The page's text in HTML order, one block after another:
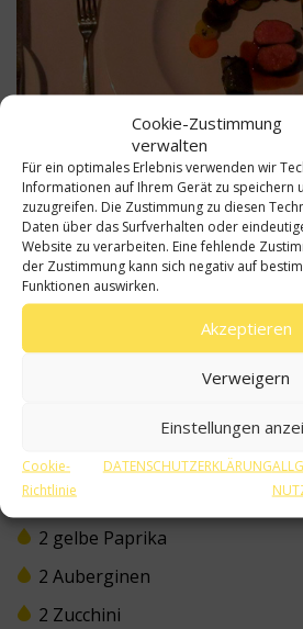
Cookie-Zustimmung
verwalten
Für ein optimales Erlebnis verwenden wir
Informationen auf Ihrem Gerät zu speichern
zuzugreifen. Die Zustimmung zu diesen
Daten über das Surfverhalten oder
Website zu verarbeiten. Eine fehlende
der Zustimmung kann sich negativ auf
Funktionen auswirken.
Akzeptieren
Verweigern
Einstellungen
Cookie-
Richtlinie
DATENSCHUTZERKLÄRUNG
30 min Mittelschwer
Zutaten
500g schierer Lammrücken
Olivenöl aus Spanien zum Braten
100ml Lammjus
30ml
natives Olivenöl extra
2 rote Paprika
2 gelbe Paprika
2 Auberginen
2 Zucchini